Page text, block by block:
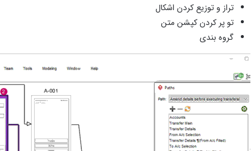
تراز و توزیع کردن اشکال
تو پر کردن کپشن متن
گروه بندی